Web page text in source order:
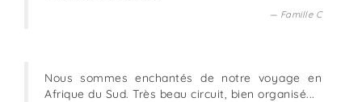
Famille C
Nous sommes enchantés de notre voyage en
Afrique du Sud. Très beau circuit, bien organisé...